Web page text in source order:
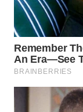
WAHANA
ADVOKAT
WAHANA
INFRASTRUKTUR
WAHANA